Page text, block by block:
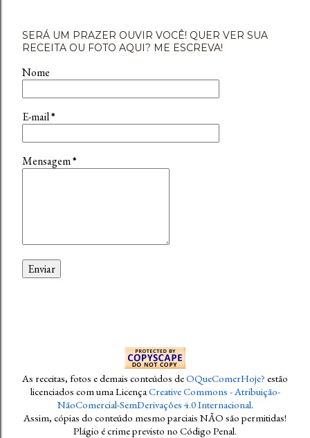
SERÁ UM PRAZER OUVIR VOCÊ! QUER VER SUA
RECEITA OU FOTO AQUI? ME ESCREVA!
Nome
E-mail*
Mensagem*
As receitas, fotos e demais conteúdos deOQueComerHoje? estão
licenciados com uma LicençaCreative Commons - Atribuição-
NãoComercial-SemDerivações 4.0 Internacional.
Assim, cópias do conteúdo mesmo parciais NÃO são permitidas!
Plágio é crime previsto no Código Penal.